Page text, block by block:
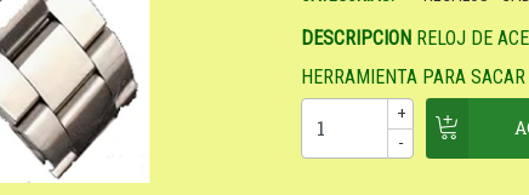
DESCRIPCION RELOJ DE
HERRAMIENTA PARA
+
-